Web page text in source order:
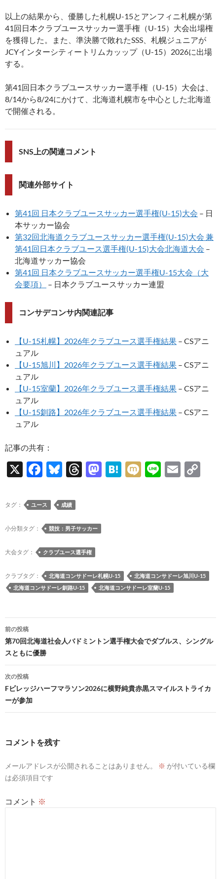
以上の結果から、優勝した札幌U-15とアンフィニ札幌が第
41回日本クラブユースサッカー選手権（U-15）大会出場権
を獲得した。また、準決勝で敗れたSSS、札幌ジュニアが
JCYインターシティートリムカッップ（U-15）2026に出場
する。
第41回日本クラブユースサッカー選手権（U-15）大会は、
8/14から8/24にかけて、北海道札幌市を中心とした北海道
で開催される。
SNS上の関連コメント
関連外部サイト
第41回 日本クラブユースサッカー選手権(U-15)大会 – 日
本サッカー協会
第32回北海道クラブユースサッカー選手権(U-15)大会 兼
第41回日本クラブユース選手権(U-15)大会北海道大会 –
北海道サッカー協会
第41回 日本クラブユースサッカー選手権U-15大会（大
会要項）
– 日本クラブユースサッカー連盟
コンサデコンサ内関連記事
【U-15札幌】2026年クラブユース選手権結果 – CSアニ
ュアル
【U-15旭川】2026年クラブユース選手権結果 – CSアニ
ュアル
【U-15室蘭】2026年クラブユース選手権結果 – CSアニ
ュアル
【U-15釧路】2026年クラブユース選手権結果 – CSアニ
ュアル
記事の共有：
X
F
e
b
o
o
k
Bl
es
k
y
T
ds
M H
M Li
E
タグ： ユース 成績
小分類タグ： 競技：男子サッカー
大会タグ： クラブユース選手権
クラブタグ： 北海道コンサドーレ札幌U-15
北海道コンサドーレ旭川U-15
北海道コンサドーレ釧路U-15
北海道コンサドーレ室蘭U-15
投
稿
ナ
ビ
ゲ
ー
ョ
ン
前の投稿
第70回北海道社会人バドミントン選手権大会でダブルス、シングル
スともに優勝
次の投稿
Fビレッジハーフマラソン2026に横野純貴赤黒スマイルストライカ
ーが参加
コメントを残す
メールアドレスが公開されることはありません。 ※ が付いている欄
は必須項目です
コメント ※